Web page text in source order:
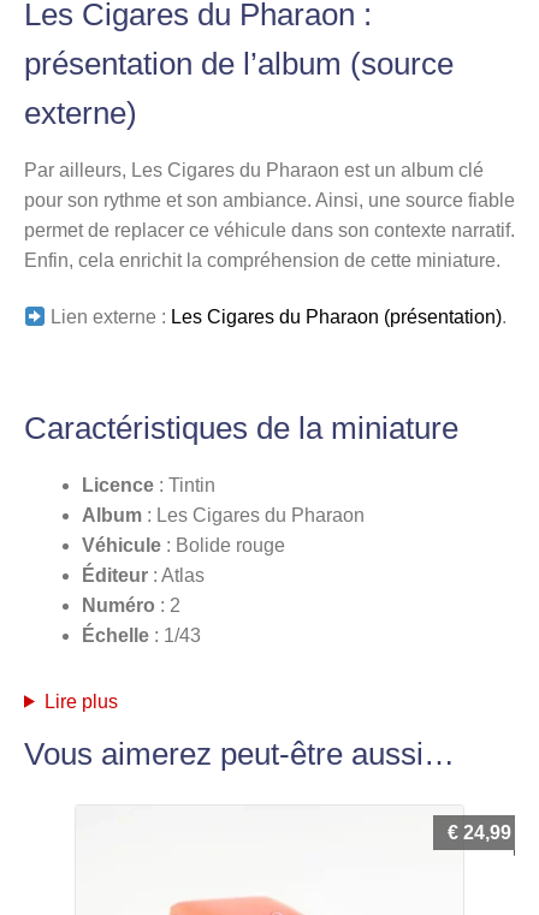
Les Cigares du Pharaon :
présentation de l’album (source
externe)
Par ailleurs, Les Cigares du Pharaon est un album clé
pour son rythme et son ambiance. Ainsi, une source fiable
permet de replacer ce véhicule dans son contexte narratif.
Enfin, cela enrichit la compréhension de cette miniature.
Lien externe : Les Cigares du Pharaon (présentation).
Caractéristiques de la miniature
Licence : Tintin
Album : Les Cigares du Pharaon
Véhicule : Bolide rouge
Éditeur : Atlas
Numéro : 2
Échelle : 1/43
Lire plus
Vous aimerez peut-être aussi…
€ 24,99